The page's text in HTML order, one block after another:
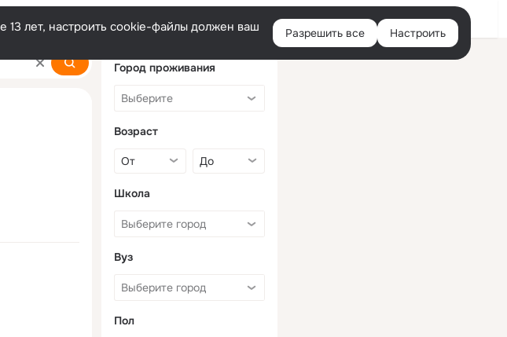
Войти
лет, настроить cookie-файлы должен ваш
Разрешить все Настроить
Город проживания
Возраст
Школа
Вуз
Пол